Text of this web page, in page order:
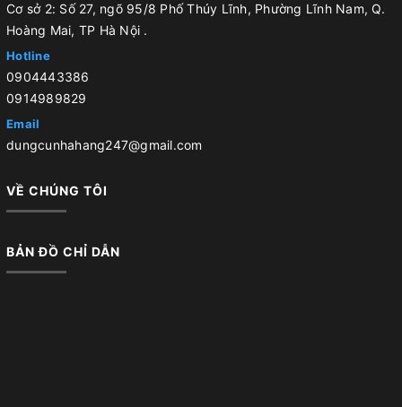
Cơ sở 2: Số 27, ngõ 95/8 Phố Thúy Lĩnh, Phường Lĩnh Nam, Q.
Hoàng Mai, TP Hà Nội .
Hotline
0904443386
0914989829
Email
dungcunhahang247@gmail.com
VỀ CHÚNG TÔI
BẢN ĐỒ CHỈ DẪN